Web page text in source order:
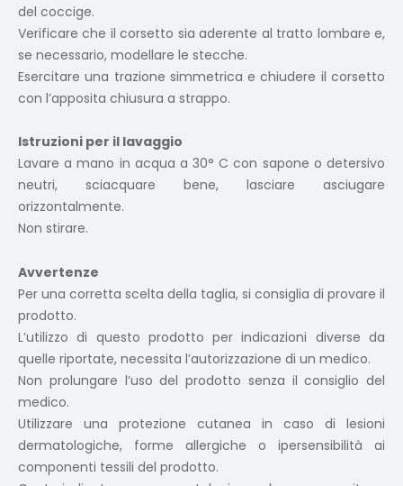
del coccige.
Verificare che il corsetto sia aderente al tratto lombare e,
se necessario, modellare le stecche.
Esercitare una trazione simmetrica e chiudere il corsetto
con l’apposita chiusura a strappo.
Istruzioni per il lavaggio
Lavare a mano in acqua a 30° C con sapone o detersivo
neutri, sciacquare bene, lasciare asciugare
orizzontalmente.
Non stirare.
Avvertenze
Per una corretta scelta della taglia, si consiglia di provare il
prodotto.
L’utilizzo di questo prodotto per indicazioni diverse da
quelle riportate, necessita l’autorizzazione di un medico.
Non prolungare l’uso del prodotto senza il consiglio del
medico.
Utilizzare una protezione cutanea in caso di lesioni
dermatologiche, forme allergiche o ipersensibilità ai
componenti tessili del prodotto.